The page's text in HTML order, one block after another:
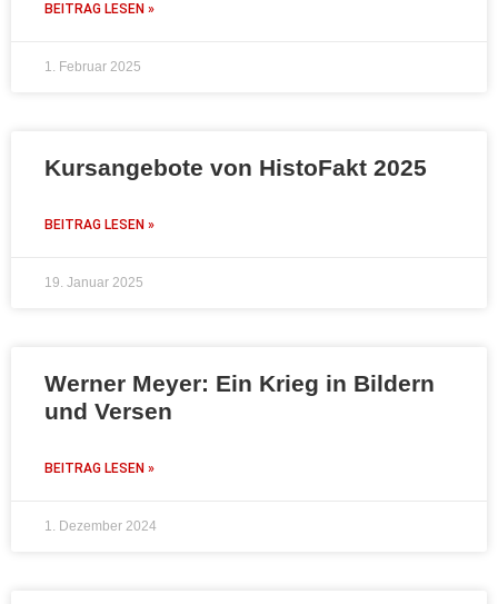
BEITRAG LESEN »
1. Februar 2025
Kursangebote von HistoFakt 2025
BEITRAG LESEN »
19. Januar 2025
Werner Meyer: Ein Krieg in Bildern
und Versen
BEITRAG LESEN »
1. Dezember 2024